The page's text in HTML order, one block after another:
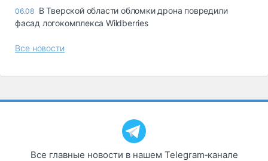
06.08 В Тверской области обломки дрона повредили
фасад логокомплекса Wildberries
Все новости
Все главные новости в нашем Telegram‑канале